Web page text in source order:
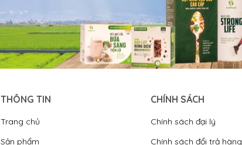
THÔNG TIN
Trang chủ
Sản phẩm
CHÍNH SÁCH
Chính sách đại lý
Chính sách đổi trả hàng